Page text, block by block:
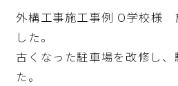
外構工事施工事例 O学校様
した。
古くなった駐車場を改修し
た。